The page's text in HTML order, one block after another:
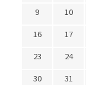
9
10
16
17
23
24
30
31